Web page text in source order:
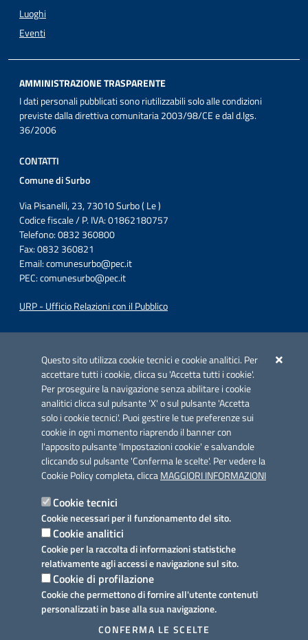
Questo sito utilizza cookie tecnici e cookie analitici. Per
accettare tutti i cookie, clicca su 'Accetta tutti i cookie'.
Per proseguire la navigazione senza abilitare i cookie
analitici clicca sul pulsante 'X' o sul pulsante 'Accetta
solo i cookie tecnici'. Puoi gestire le tue preferenze sui
cookie in ogni momento riaprendo il banner con
l'apposito pulsante 'Impostazioni cookie' e salvandole
cliccando sul pulsante 'Conferma le scelte'. Per vedere la
Cookie Policy completa, cliccaMAGGIORI INFORMAZIONI
Cookie tecnici
Cookie necessari per il funzionamento del sito.
Cookie analitici
Cookie per la raccolta di informazioni statistiche
relativamente agli accessi e navigazione sul sito.
Cookie di profilazione
Cookie che permettono di fornire all'utente contenuti
personalizzati in base alla sua navigazione.
CONFERMA LE SCELTE
Luoghi
Eventi
AMMINISTRAZIONE TRASPARENTE
I dati personali pubblicati sono riutilizzabili solo alle condizioni
previste dalla direttiva comunitaria 2003/98/CE e dal d.lgs.
36/2006
CONTATTI
Comune di Surbo
Via Pisanelli, 23, 73010 Surbo ( Le )
Codice fiscale / P. IVA: 01862180757
Telefono: 0832 360800
Fax: 0832 360821
Email:comunesurbo@pec.it
PEC:comunesurbo@pec.it
URP - Ufficio Relazioni con il Pubblico
Azione 2.3.
Link utili
Informativa privacy
Dichiarazione di accessibilità
Note legali
Domande frequenti
Richiesta assistenza
Prenotazione appuntamento